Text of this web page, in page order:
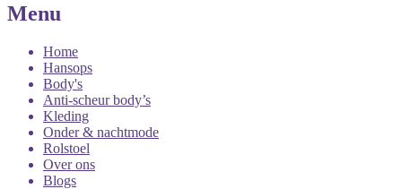
Menu
Home
Hansops
Body's
Anti-scheur body’s
Kleding
Onder & nachtmode
Rolstoel
Over ons
Blogs